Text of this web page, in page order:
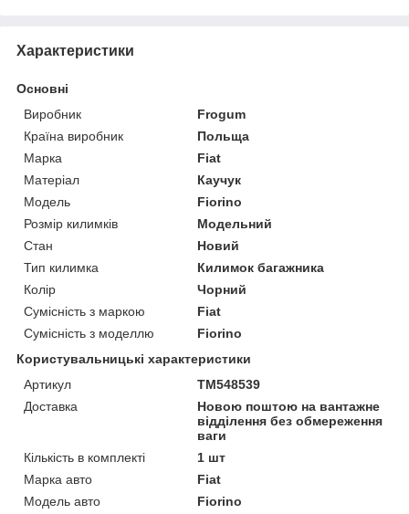
Характеристики
Основні
Виробник
Frogum
Країна виробник
Польща
Марка
Fiat
Матеріал
Каучук
Модель
Fiorino
Розмір килимків
Модельний
Стан
Новий
Тип килимка
Килимок багажника
Колір
Чорний
Сумісність з маркою
Fiat
Сумісність з моделлю
Fiorino
Користувальницькі характеристики
Артикул
TM548539
Доставка
Новою поштою на вантажне
відділення без обмереження
ваги
Кількість в комплекті
1 шт
Марка авто
Fiat
Модель авто
Fiorino